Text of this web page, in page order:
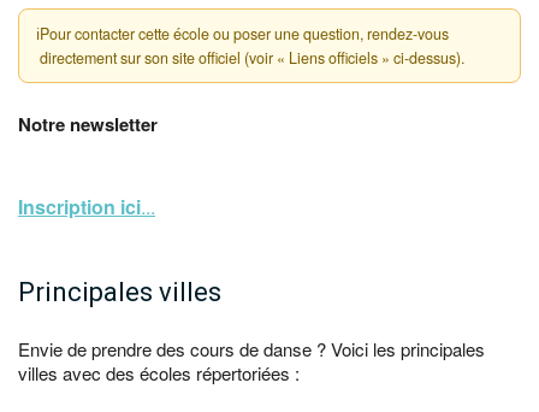
ℹPour contacter cette école ou poser une question, rendez-vous
directement sur son site officiel (voir « Liens officiels » ci-dessus).
Notre newsletter
Inscription ici...
Principales villes
Envie de prendre des cours de danse ? Voici les principales
villes avec des écoles répertoriées :